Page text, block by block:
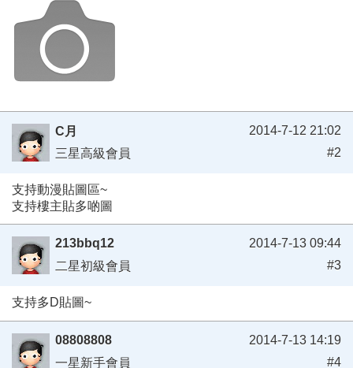
C月
三星高級會員
2014-7-12 21:02
#2
支持動漫貼圖區~
支持樓主貼多啲圖
213bbq12
二星初級會員
2014-7-13 09:44
#3
支持多D貼圖~
08808808
一星新手會員
2014-7-13 14:19
#4